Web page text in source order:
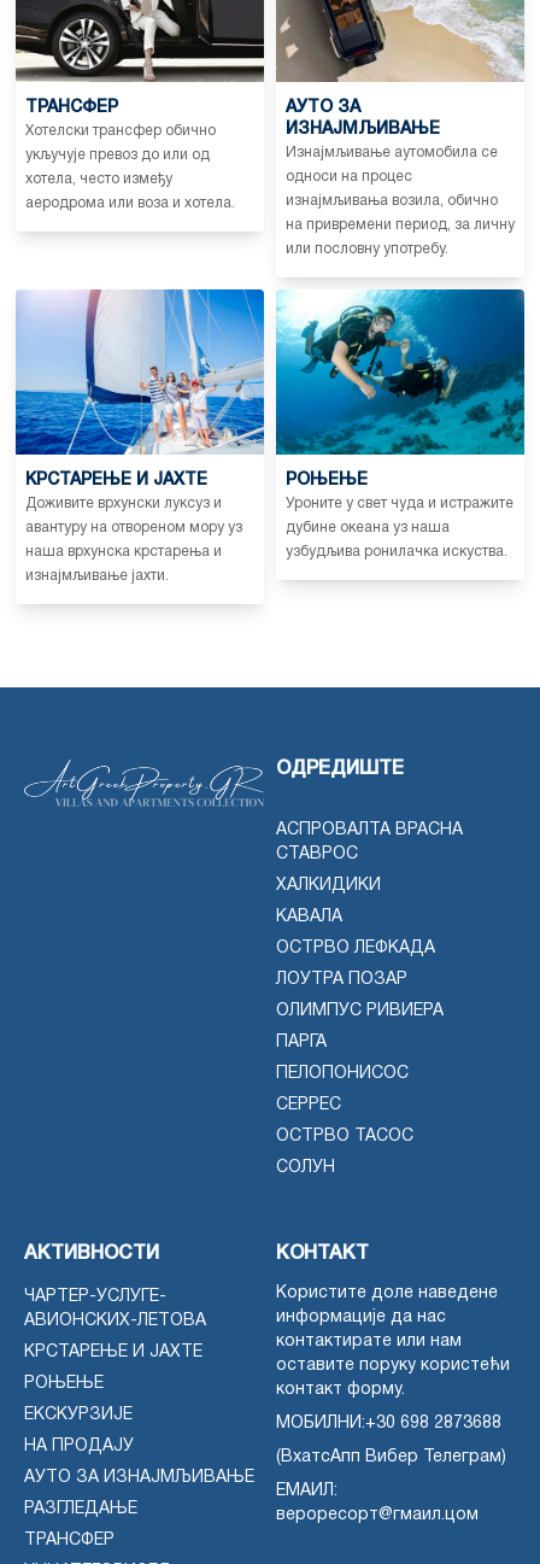
ТРАНСФЕР
Хотелски трансфер обично
укључује превоз до или од
хотела, често између
аеродрома или воза и хотела.
АУТО ЗА
ИЗНАЈМЉИВАЊЕ
Изнајмљивање аутомобила се
односи на процес
изнајмљивања возила, обично
на привремени период, за личну
или пословну употребу.
КРСТАРЕЊЕ И ЈАХТЕ
Доживите врхунски луксуз и
авантуру на отвореном мору уз
наша врхунска крстарења и
изнајмљивање јахти.
РОЊЕЊЕ
Уроните у свет чуда и истражите
дубине океана уз наша
узбудљива ронилачка искуства.
ОДРЕДИШТЕ
АСПРОВАЛТА ВРАСНА
СТАВРОС
ХАЛКИДИКИ
КАВАЛА
ОСТРВО ЛЕФКАДА
ЛОУТРА ПОЗАР
ОЛИМПУС РИВИЕРА
ПАРГА
ПЕЛОПОНИСОС
СЕРРЕС
ОСТРВО ТАСОС
СОЛУН
АКТИВНОСТИ
ЧАРТЕР-УСЛУГЕ-
АВИОНСКИХ-ЛЕТОВА
КРСТАРЕЊЕ И ЈАХТЕ
РОЊЕЊЕ
ЕКСКУРЗИЈЕ
НА ПРОДАЈУ
АУТО ЗА ИЗНАЈМЉИВАЊЕ
РАЗГЛЕДАЊЕ
ТРАНСФЕР
КОНТАКТ
Користите доле наведене
информације да нас
контактирате или нам
оставите поруку користећи
контакт форму.
МОБИЛНИ:+30 698 2873688
(ВхатсАпп Вибер Телеграм)
ЕМАИЛ:
вероресорт@гмаил.цом